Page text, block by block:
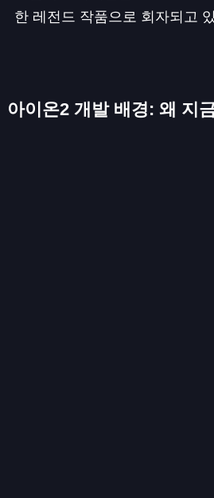
한 레전드 작품으로 회자되고
아이온2 개발 배경: 왜 지